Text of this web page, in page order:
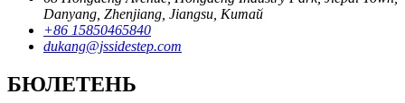
Danyang, Zhenjiang, Jiangsu, Китай
+86 15850465840
dukang@jssidestep.com
БЮЛЕТЕНЬ